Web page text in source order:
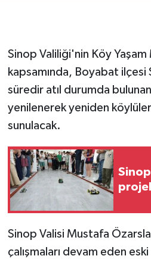
Sinop Valiliği'nin Köy
kapsamında, Boyabat ilçesi
süredir atıl durumda
yenilenerek yeniden
sunulacak.
Sinop Valisi Mustafa
çalışmaları devam eden
English News
Finans
Flaş Haber
Gayrimenkul
Güvenlik